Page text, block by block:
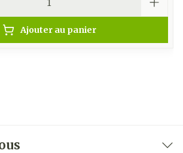
Ajouter au panier